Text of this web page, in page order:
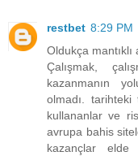
restbet 8:29 PM
Oldukça mantıklı
Çalışmak,
kazanmanın
olmadı. tarihteki
kullananlar ve
avrupa bahis
kazançlar